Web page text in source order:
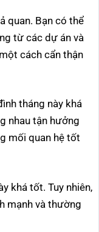
quan. Bạn có thể
từ các dự án và
cách cẩn thận
tháng này khá
nhau tận hưởng
mối quan hệ tốt
khá tốt. Tuy nhiên,
mạnh và thường